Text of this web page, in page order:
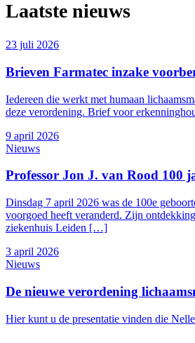
Laatste nieuws
23 juli 2026
Brieven Farmatec inzake
Iedereen die werkt met humaan
deze verordening. Brief voor
9 april 2026
Nieuws
Professor Jon J. van Rood 100
Dinsdag 7 april 2026 was de 100e
voorgoed heeft veranderd. Zijn
ziekenhuis Leiden […]
3 april 2026
Nieuws
De nieuwe verordening
Hier kunt u de presentatie vinden die